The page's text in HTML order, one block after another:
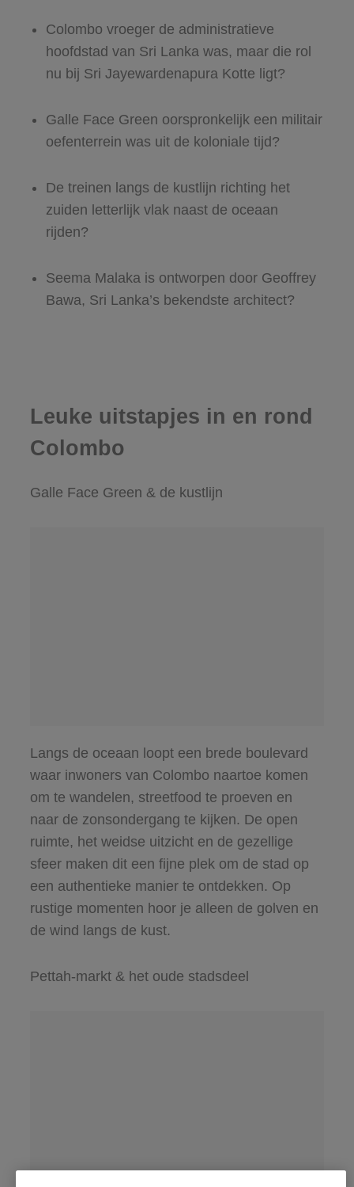
Colombo vroeger de administratieve
hoofdstad van Sri Lanka was, maar die rol
nu bij Sri Jayewardenapura Kotte ligt?
Galle Face Green oorspronkelijk een militair
oefenterrein was uit de koloniale tijd?
De treinen langs de kustlijn richting het
zuiden letterlijk vlak naast de oceaan
rijden?
Seema Malaka is ontworpen door Geoffrey
Bawa, Sri Lanka’s bekendste architect?
Leuke uitstapjes in en rond
Colombo
Galle Face Green & de kustlijn
Langs de oceaan loopt een brede boulevard
waar inwoners van Colombo naartoe komen
om te wandelen, streetfood te proeven en
naar de zonsondergang te kijken. De open
ruimte, het weidse uitzicht en de gezellige
sfeer maken dit een fijne plek om de stad op
een authentieke manier te ontdekken. Op
rustige momenten hoor je alleen de golven en
de wind langs de kust.
Pettah-markt & het oude stadsdeel